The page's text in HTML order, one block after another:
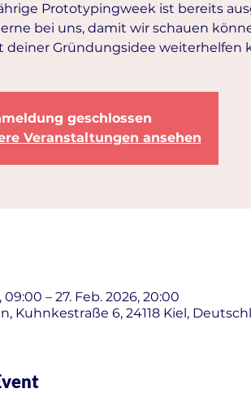
Prototypingweek ist bereits
bei uns, damit wir schauen
deiner Gründungsidee weiterhelfen
geschlossen
Veranstaltungen ansehen
09:00 – 27. Feb. 2026, 20:00
Kuhnkestraße 6, 24118 Kiel,